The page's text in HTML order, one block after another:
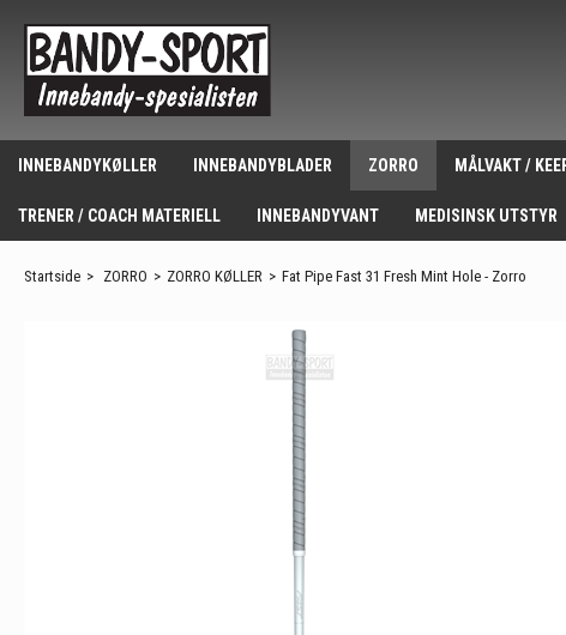
INNEBANDYKØLLER INNEBANDYBLADER ZORRO MÅLVAKT /
TRENER / COACH MATERIELL INNEBANDYVANT MEDISINSK UTSTYR
Startside > ZORRO > ZORRO KØLLER > Fat Pipe Fast 31 Fresh Mint Hole - Zorro